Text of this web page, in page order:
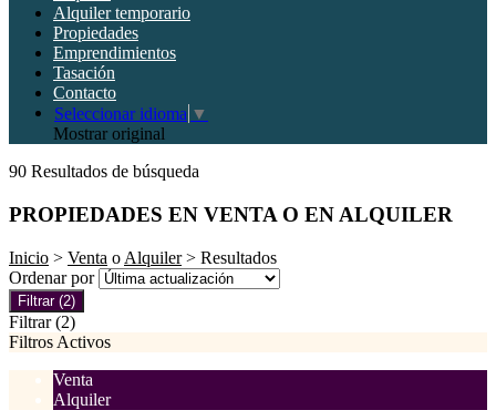
Alquiler temporario
Propiedades
Emprendimientos
Tasación
Contacto
Seleccionar idioma ▼
Mostrar original
90 Resultados de búsqueda
PROPIEDADES EN VENTA O EN ALQUILER
Inicio > Venta o Alquiler> Resultados
Ordenar por
Filtrar (2)
Filtrar (2)
Filtros Activos
Venta
Alquiler